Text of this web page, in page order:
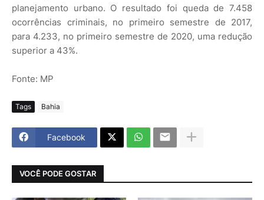
planejamento urbano. O resultado foi queda de 7.458
ocorrências criminais, no primeiro semestre de 2017,
para 4.233, no primeiro semestre de 2020, uma redução
superior a 43%.
Fonte: MP
Tags Bahia
Facebook
VOCÊ PODE GOSTAR